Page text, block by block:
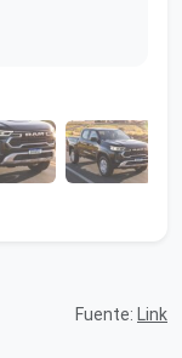
Fuente: Link